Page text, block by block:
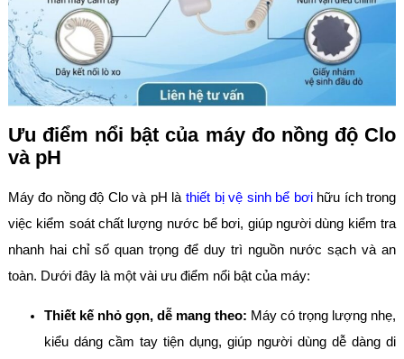
Ưu điểm nổi bật của máy đo nồng độ Clo
và pH
Máy đo nồng độ Clo và pH là thiết bị vệ sinh bể bơihữu ích trong
việc kiểm soát chất lượng nước bể bơi, giúp người dùng kiểm tra
nhanh hai chỉ số quan trọng để duy trì nguồn nước sạch và an
toàn. Dưới đây là một vài ưu điểm nổi bật của máy:
Thiết kế nhỏ gọn, dễ mang theo: Máy có trọng lượng nhẹ,
kiểu dáng cầm tay tiện dụng, giúp người dùng dễ dàng di